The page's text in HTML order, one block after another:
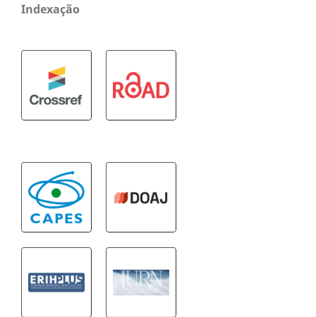
Indexação